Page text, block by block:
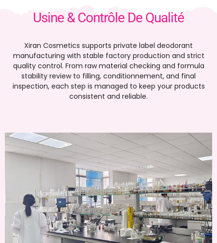
Usine & Contrôle De Qualité
Xiran Cosmetics supports private label deodorant
manufacturing with stable factory production and strict
quality control. From raw material checking and formula
stability review to filling, conditionnement, and final
inspection, each step is managed to keep your products
consistent and reliable.